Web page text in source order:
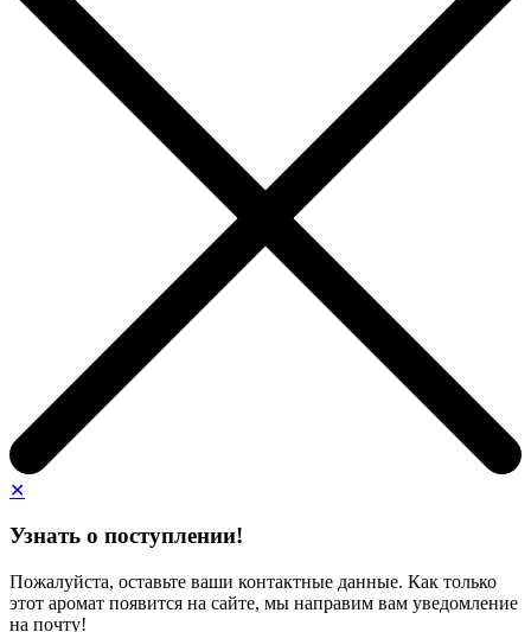
✕
Узнать о поступлении!
Пожалуйста, оставьте ваши контактные данные. Как только
этот аромат появится на сайте, мы направим вам уведомление
на почту!